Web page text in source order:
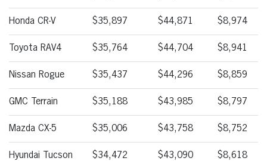
Honda CR-V $35,897 $44,871 $8,974
Toyota RAV4 $35,764 $44,704 $8,941
Nissan Rogue $35,437 $44,296 $8,859
GMC Terrain $35,188 $43,985 $8,797
Mazda CX-5 $35,006 $43,758 $8,752
Hyundai Tucson $34,472 $43,090 $8,618